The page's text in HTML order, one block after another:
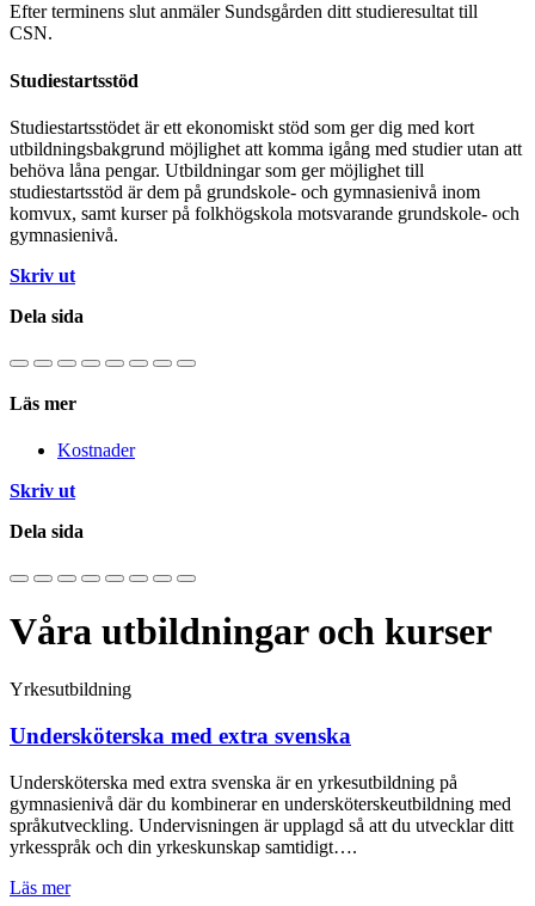
Efter terminens slut anmäler Sundsgården ditt studieresultat till
CSN.
Studiestartsstöd
Studiestartsstödet är ett ekonomiskt stöd som ger dig med kort
utbildningsbakgrund möjlighet att komma igång med studier utan att
behöva låna pengar. Utbildningar som ger möjlighet till
studiestartsstöd är dem på grundskole- och gymnasienivå inom
komvux, samt kurser på folkhögskola motsvarande grundskole- och
gymnasienivå.
Skriv ut
Dela sida
Läs mer
Kostnader
Skriv ut
Dela sida
Våra utbildningar och kurser
Yrkesutbildning
Undersköterska med extra svenska
Undersköterska med extra svenska är en yrkesutbildning på
gymnasienivå där du kombinerar en undersköterskeutbildning med
språkutveckling. Undervisningen är upplagd så att du utvecklar ditt
yrkesspråk och din yrkeskunskap samtidigt….
Läs mer